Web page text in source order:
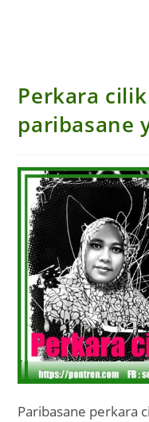
Perkara
paribasane
Paribasane perkara